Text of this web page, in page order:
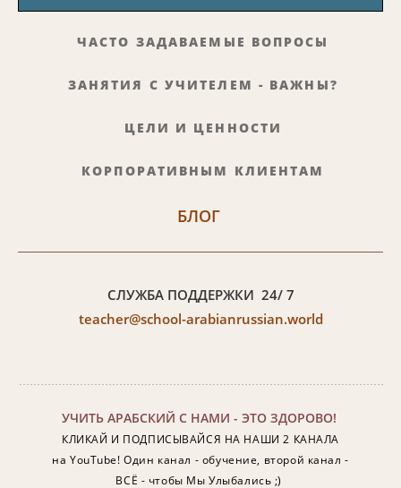
ЧАСТО ЗАДАВАЕМЫЕ ВОПРОСЫ
ЗАНЯТИЯ С УЧИТЕЛЕМ - ВАЖНЫ?
ЦЕЛИ И ЦЕННОСТИ
КОРПОРАТИВНЫМ КЛИЕНТАМ
БЛОГ
СЛУЖБА ПОДДЕРЖКИ 24/ 7
teacher@school-arabianrussian.world
УЧИТЬ АРАБСКИЙ С НАМИ - ЭТО ЗДОРОВО!
КЛИКАЙ И ПОДПИСЫВАЙСЯ НА НАШИ 2 КАНАЛА
на YouTube!Один канал - обучение, второй канал -
ВСЁ - чтобы Мы Улыбались ;)